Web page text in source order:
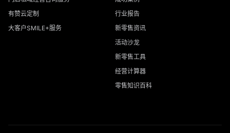
有赞云定制
大客户SMILE+服务
行业报告
新零售资讯
活动沙龙
新零售工具
经营计算器
零售知识百科